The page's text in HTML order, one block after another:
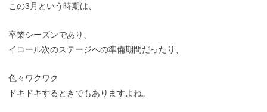
この3月という時期は、
卒業シーズンであり、
イコール次のステージへの準備期間だったり、
色々ワクワク
ドキドキするときでもありますよね。